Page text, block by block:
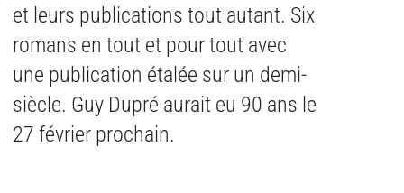
et leurs publications tout autant. Six
romans en tout et pour tout avec
une publication étalée sur un demi-
siècle. Guy Dupré aurait eu 90 ans le
27 février prochain.